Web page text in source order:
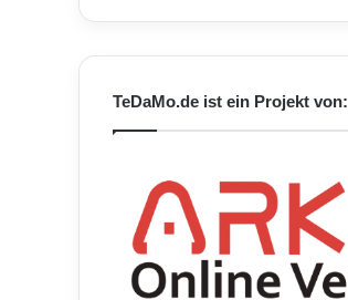
TeDaMo.de ist ein Projekt von: